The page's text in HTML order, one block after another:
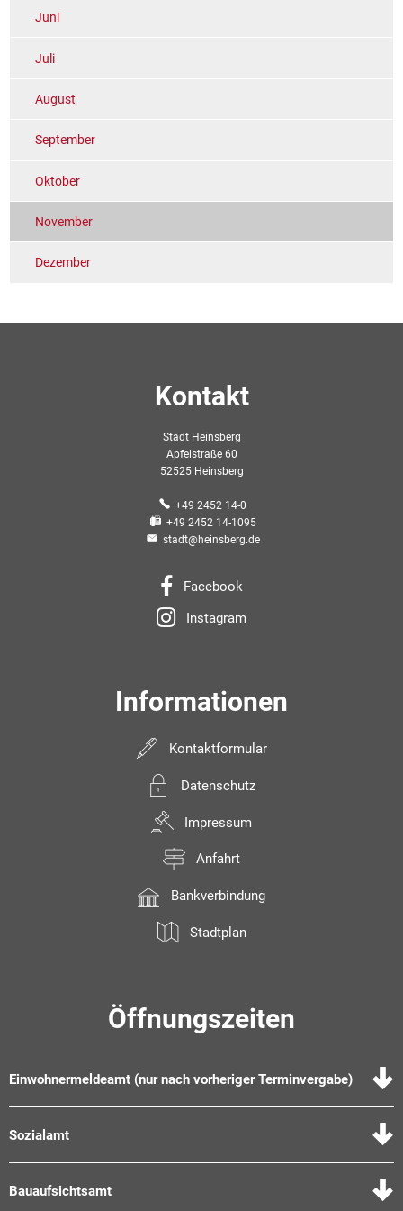
Juni
Juli
August
September
Oktober
November
Dezember
Kontakt
Stadt Heinsberg
Apfelstraße 60
52525 Heinsberg
+49 2452 14-0
+49 2452 14-1095
stadt@heinsberg.de
Facebook
Instagram
Informationen
Kontaktformular
Datenschutz
Impressum
Anfahrt
Bankverbindung
Stadtplan
Öffnungszeiten
Einwohnermeldeamt (nur nach vorheriger Terminvergabe)
Sozialamt
Bauaufsichtsamt